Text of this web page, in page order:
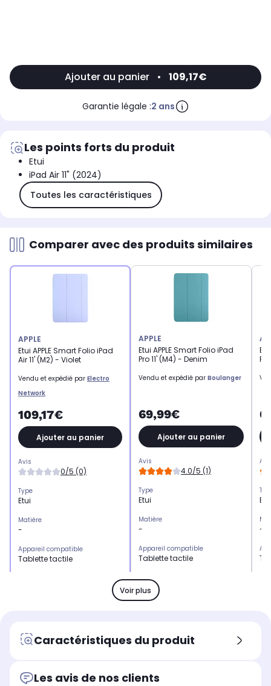
Ajouter au panier • 109,17€
Garantie légale :2 ans
Les points forts du produit
Etui
iPad Air 11" (2024)
Toutes les caractéristiques
Comparer avec des produits similaires
APPLE
Etui APPLE Smart Folio iPad
Air 11' (M2) - Violet
Vendu et expédié par Electro
Network
109,17€
Ajouter au panier
Avis
0/5 (0)
Type
Etui
Matière
-
Appareil compatible
Tablette tactile
APPLE
Etui APPLE Smart Folio iPad
Pro 11' (M4) - Denim
Vendu et expédié par Boulanger
69,99€
Ajouter au panier
Avis
4.0/5 (1)
Type
Etui
Matière
-
Appareil compatible
Tablette tactile
Coloris extérieur
Denim
-
Voir plus
Caractéristiques du produit
Les avis de nos clients